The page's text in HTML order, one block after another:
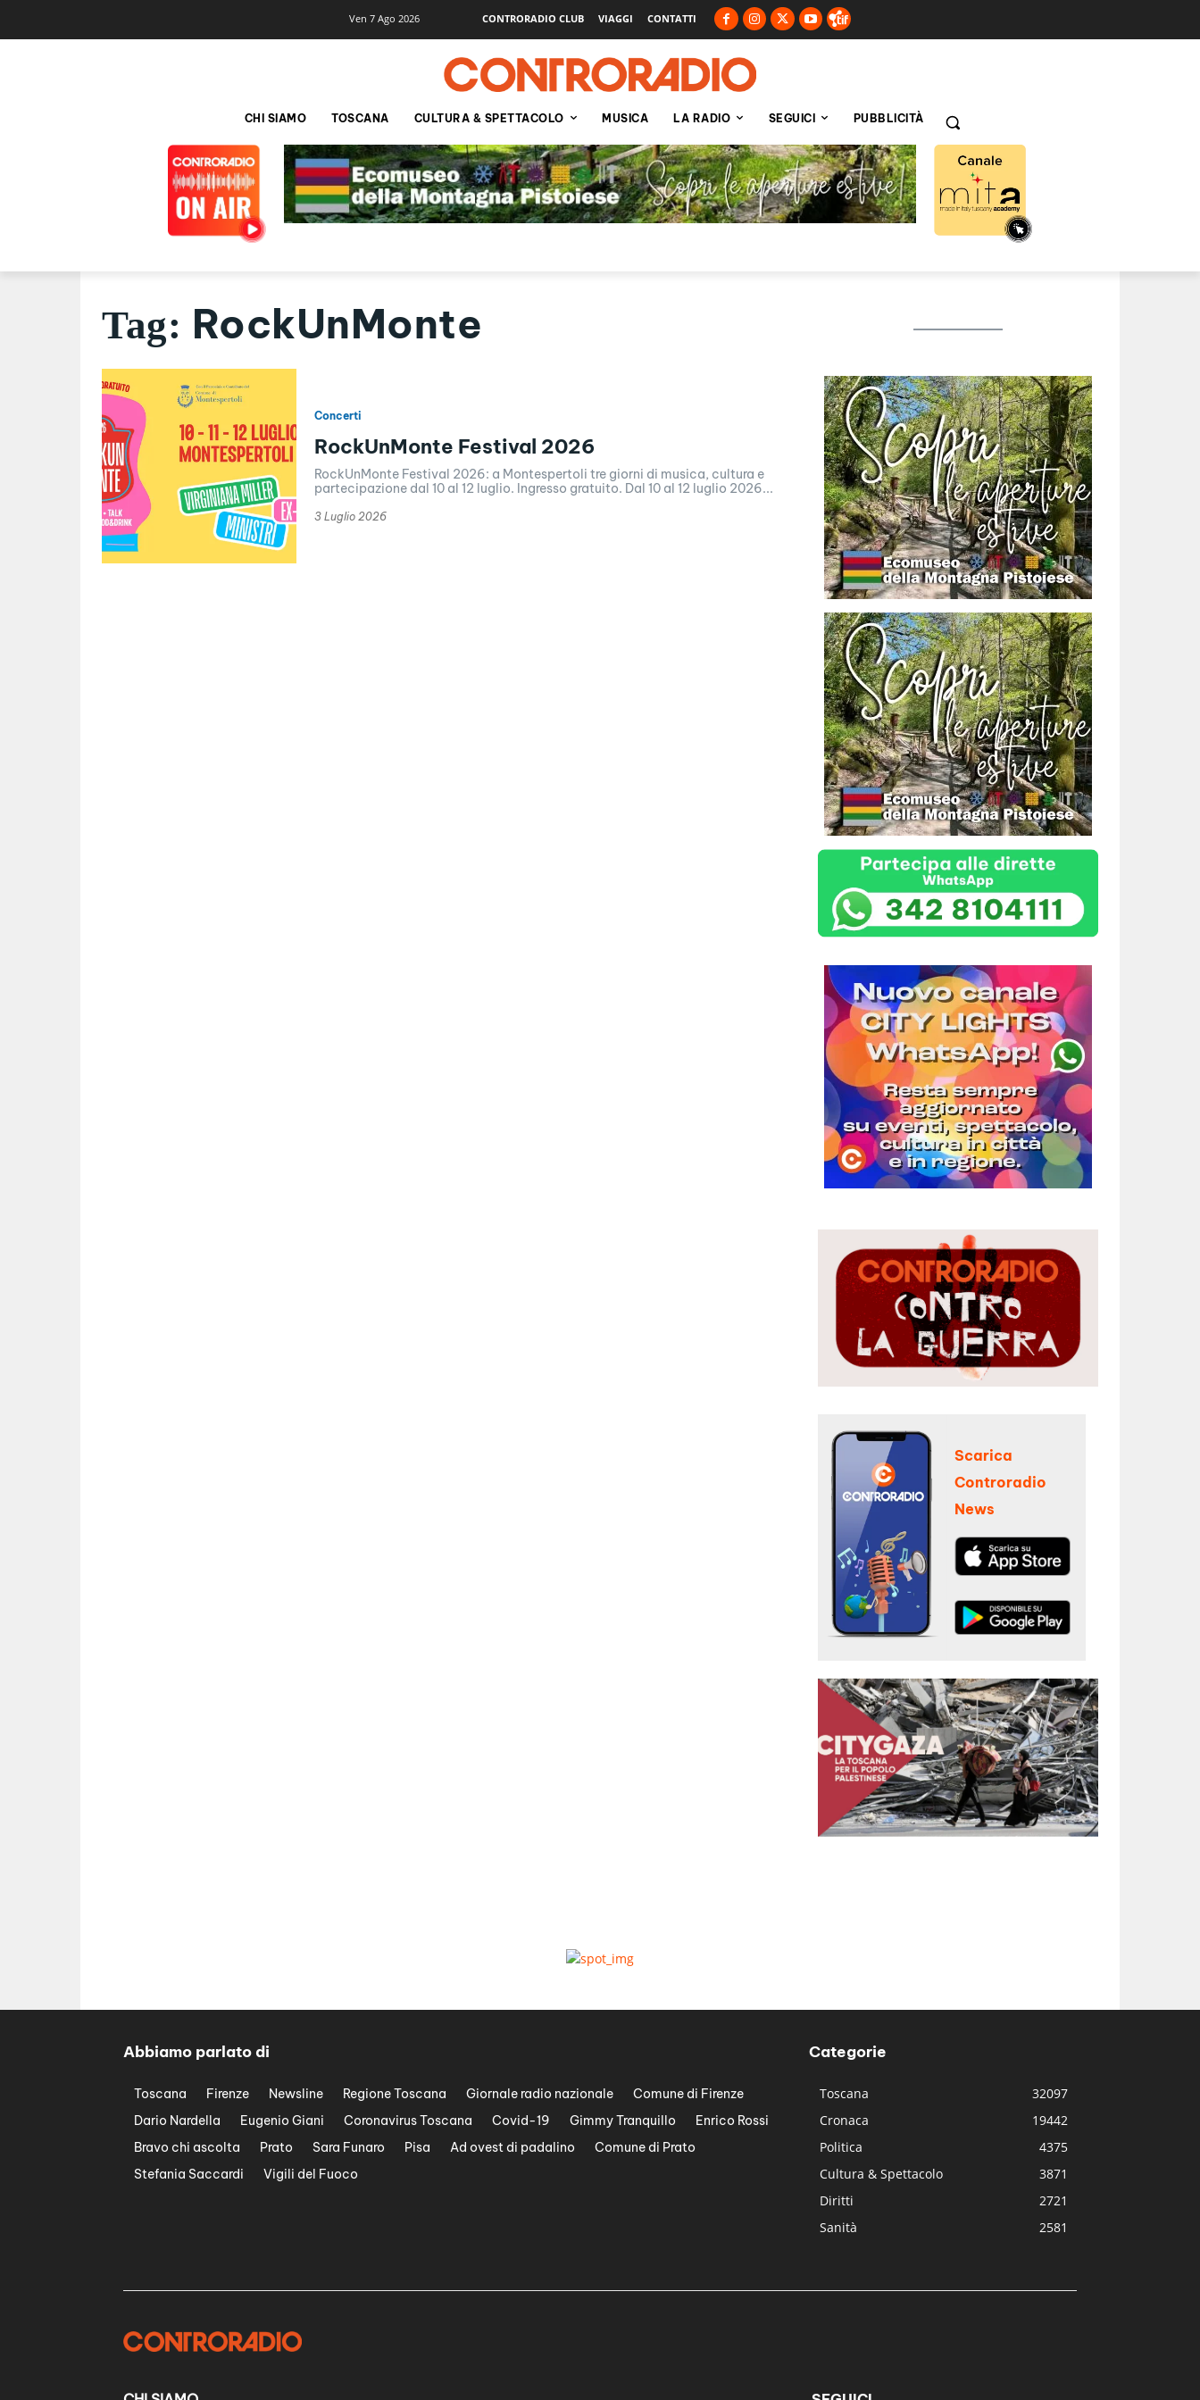
Ven 7 Ago 2026 CONTRORADIO CLUB VIAGGI CONTATTI
CHI SIAMO TOSCANA CULTURA & SPETTACOLO MUSICA LA RADIO SEGUICI PUBBLICITÀ
Tag: RockUnMonte
Concerti
RockUnMonte Festival 2026
RockUnMonte Festival 2026: a Montespertoli tre giorni di musica, cultura e
partecipazione dal 10 al 12 luglio. Ingresso gratuito. Dal 10 al 12 luglio 2026...
3 Luglio 2026
Scarica
Controradio
News
Abbiamo parlato di
Toscana Firenze Newsline Regione Toscana Giornale radio nazionale
Comune di Firenze
Dario Nardella
Eugenio Giani Coronavirus Toscana Covid-19 Gimmy Tranquillo
Enrico Rossi
Bravo chi ascolta
Prato Sara Funaro Pisa Ad ovest di padalino
Comune di Prato
Stefania Saccardi
Vigili del Fuoco
Categorie
Toscana
32097
Cronaca
19442
Politica
4375
Cultura & Spettacolo
3871
Diritti
2721
Sanità
2581